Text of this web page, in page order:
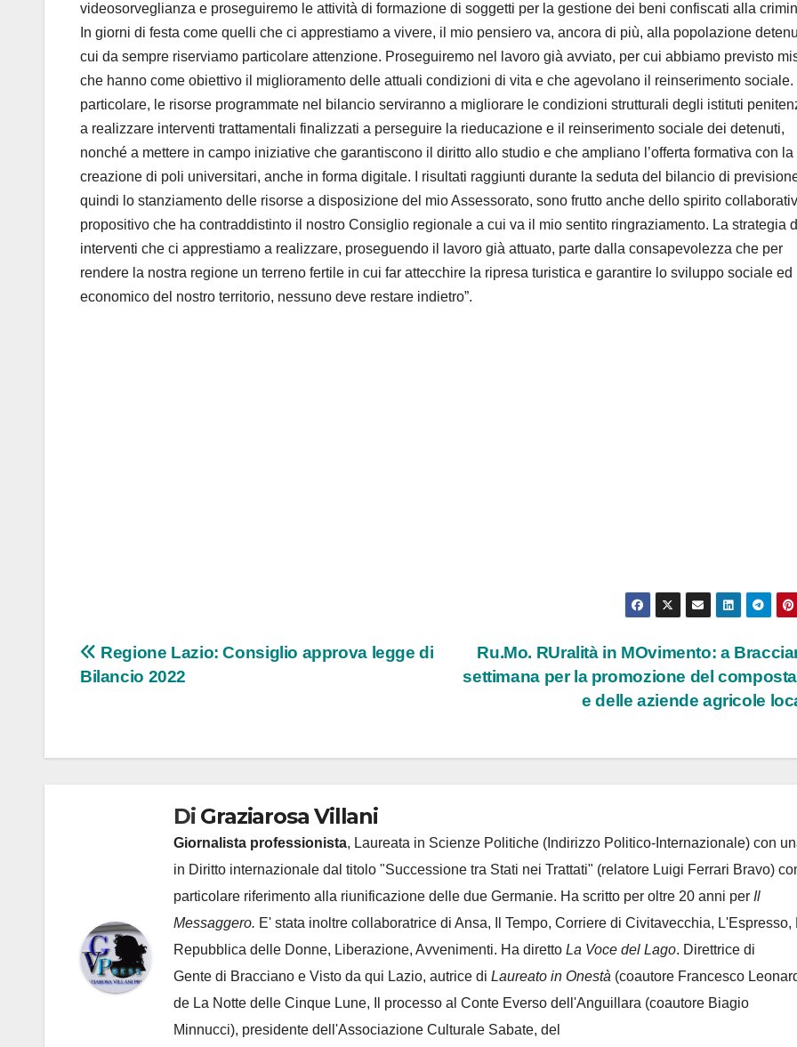
videosorveglianza e proseguiremo le attività di formazione di soggetti per la gestione dei beni confiscati alla
In giorni di festa come quelli che ci apprestiamo a vivere, il mio pensiero va, ancora di più, alla popolazione
cui da sempre riserviamo particolare attenzione. Proseguiremo nel lavoro già avviato, per cui abbiamo previsto
che hanno come obiettivo il miglioramento delle attuali condizioni di vita e che agevolano il reinserimento sociale.
particolare, le risorse programmate nel bilancio serviranno a migliorare le condizioni strutturali degli istituti
a realizzare interventi trattamentali finalizzati a perseguire la rieducazione e il reinserimento sociale dei detenuti,
nonché a mettere in campo iniziative che garantiscono il diritto allo studio e che ampliano l’offerta formativa con la
creazione di poli universitari, anche in forma digitale. I risultati raggiunti durante la seduta del bilancio di
quindi lo stanziamento delle risorse a disposizione del mio Assessorato, sono frutto anche dello spirito
propositivo che ha contraddistinto il nostro Consiglio regionale a cui va il mio sentito ringraziamento. La strategia
interventi che ci apprestiamo a realizzare, proseguendo il lavoro già attuato, parte dalla consapevolezza che per
rendere la nostra regione un terreno fertile in cui far attecchire la ripresa turistica e garantire lo sviluppo sociale ed
economico del nostro territorio, nessuno deve restare indietro”.
Navigazione
Ru.Mo. RUralità in MOvimento: a
settimana per la promozione del
e delle aziende agricole
Regione Lazio: Consiglio approva legge di
Bilancio 2022
Di Graziarosa Villani
Giornalista professionista, Laureata in Scienze Politiche (Indirizzo Politico-Internazionale) con
in Diritto internazionale dal titolo "Successione tra Stati nei Trattati" (relatore Luigi Ferrari Bravo)
particolare riferimento alla riunificazione delle due Germanie. Ha scritto per oltre 20 anni per Il
Messaggero. E' stata inoltre collaboratrice di Ansa, Il Tempo, Corriere di Civitavecchia, L'Espresso,
Repubblica delle Donne, Liberazione, Avvenimenti. Ha diretto La Voce del Lago. Direttrice di
Gente di Bracciano e Visto da qui Lazio, autrice di Laureato in Onestà (coautore Francesco
de La Notte delle Cinque Lune, Il processo al Conte Everso dell'Anguillara (coautore Biagio
Minnucci), presidente dell'Associazione Culturale Sabate, del